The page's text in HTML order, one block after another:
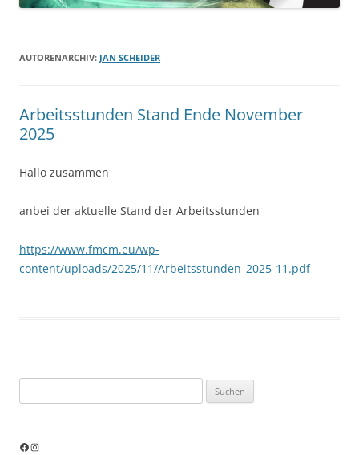
AUTORENARCHIV: JAN SCHEIDER
Arbeitsstunden Stand Ende November
2025
Hallo zusammen
anbei der aktuelle Stand der Arbeitsstunden
https://www.fmcm.eu/wp-
content/uploads/2025/11/Arbeitsstunden_2025-11.pdf
nach: